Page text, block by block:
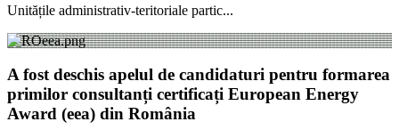
Unitățile administrativ-teritoriale partic...
A fost deschis apelul de candidaturi pentru formarea
primilor consultanți certificați European Energy
Award (eea) din România